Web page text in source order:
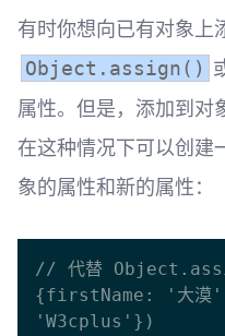
有时你想向已有对象上
Object.assign()
属性。但是，添加到对
在这种情况下可以创建
象的属性和新的属性：
// 代替
{firstName: '大漠
'W3cplus'})